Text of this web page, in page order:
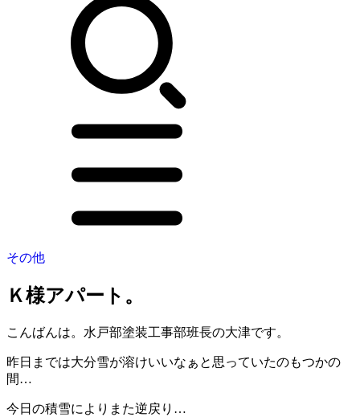
その他
Ｋ様アパート。
こんばんは。水戸部塗装工事部班長の大津です。
昨日までは大分雪が溶けいいなぁと思っていたのもつかの
間…
今日の積雪によりまた逆戻り…